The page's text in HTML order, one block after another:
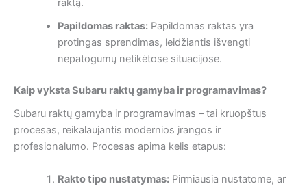
raktą.
Papildomas raktas:Papildomas raktas yra
protingas sprendimas, leidžiantis išvengti
nepatogumų netikėtose situacijose.
Kaip vyksta Subaru raktų gamyba ir programavimas?
Subaru raktų gamyba ir programavimas – tai kruopštus
procesas, reikalaujantis modernios įrangos ir
profesionalumo. Procesas apima kelis etapus:
Rakto tipo nustatymas:Pirmiausia nustatome, ar